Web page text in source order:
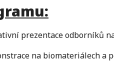
prezentace odborníků
na biomateriálech a